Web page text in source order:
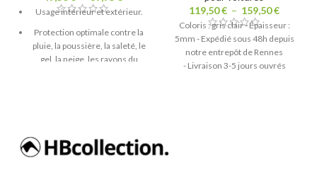
Usage intérieur et extérieur.
Protection optimale contre la
pluie, la poussière, la saleté, le
gel, la neige, les rayons du
119,50€ – 159,50€
Coloris : gris clair - Épaisseur :
5mm - Expédié sous 48h depuis
notre entrepôt de Rennes
- Livraison 3-5 jours ouvrés